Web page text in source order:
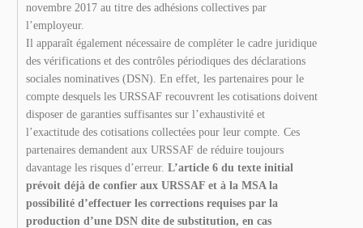
novembre 2017 au titre des adhésions collectives par
l’employeur.
Il apparaît également nécessaire de compléter le cadre juridique
des vérifications et des contrôles périodiques des déclarations
sociales nominatives (DSN). En effet, les partenaires pour le
compte desquels les URSSAF recouvrent les cotisations doivent
disposer de garanties suffisantes sur l’exhaustivité et
l’exactitude des cotisations collectées pour leur compte. Ces
partenaires demandent aux URSSAF de réduire toujours
davantage les risques d’erreur. L’article 6 du texte initial
prévoit déjà de confier aux URSSAF et à la MSA la
possibilité d’effectuer les corrections requises par la
production d’une DSN dite de substitution, en cas